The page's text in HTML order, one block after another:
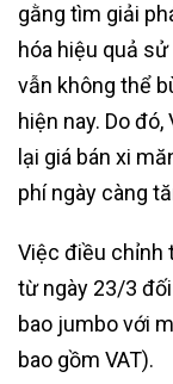
gằng tìm giải
hóa hiệu quả
vẫn không thể
hiện nay. Do
lại giá bán xi
phí ngày càng
Việc điều chỉnh
từ ngày 23/3
bao jumbo với
bao gồm VAT).